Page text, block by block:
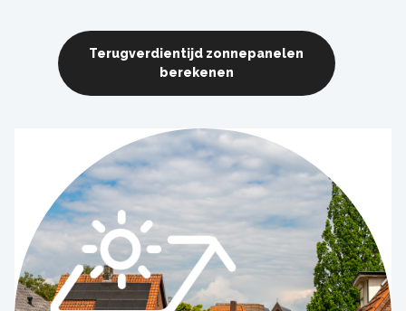
Terugverdientijd zonnepanelen
berekenen